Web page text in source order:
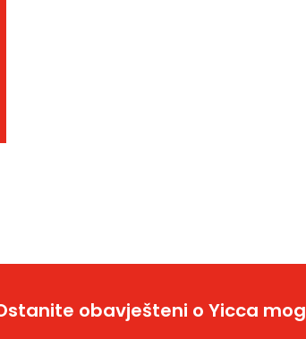
obavješteni o Yicca